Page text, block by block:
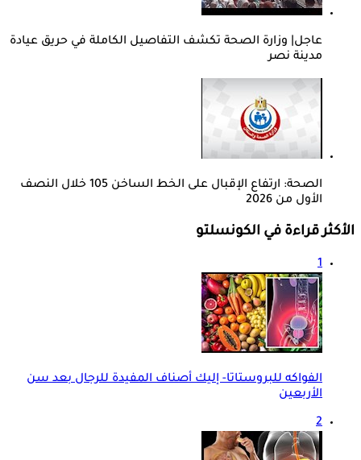
عاجل| وزارة الصحة تكشف التفاصيل الكاملة في حريق عيادة
مدينة نصر
الصحة: ارتفاع الإقبال على الخط الساخن 105 خلال النصف
الأول من 2026
الأكثر قراءة في الكونسلتو
1
الفواكه للبروستاتا- إليك أصناف المفيدة للرجال بعد سن
الأربعين
2